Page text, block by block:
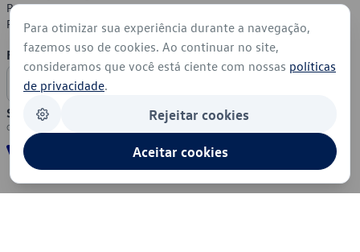
Política de Privacidade
Política de Cookies
Formas de Pagamento
Segurança
Para otimizar sua experiência durante a navegação,
fazemos uso de cookies. Ao continuar no site,
consideramos que você está ciente com nossas políticas
de privacidade.
Rejeitar cookies
Aceitar cookies